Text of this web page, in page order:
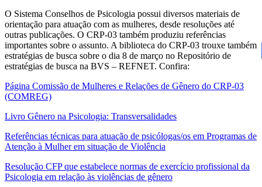
O Sistema Conselhos de Psicologia possui diversos materiais de
orientação para atuação com as mulheres, desde resoluções até
outras publicações. O CRP-03 também produziu referências
importantes sobre o assunto. A biblioteca do CRP-03 trouxe também
estratégias de busca sobre o dia 8 de março no Repositório de
estratégias de busca na BVS – REFNET. Confira:
Página Comissão de Mulheres e Relações de Gênero do CRP-03
(COMREG)
Livro Gênero na Psicologia: Transversalidades
Referências técnicas para atuação de psicólogas/os em Programas de
Atenção à Mulher em situação de Violência
Resolução CFP que estabelece normas de exercício profissional da
Psicologia em relação às violências de gênero